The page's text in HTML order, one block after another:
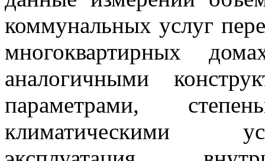
коммунальных услуг
многоквартирных
аналогичными
параметрами,
климатическими